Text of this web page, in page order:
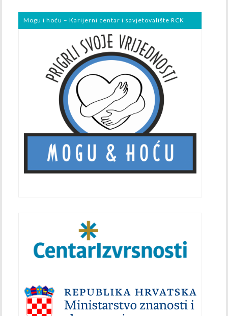
Mogu i hoću – Karijerni centar i savjetovalište RCK